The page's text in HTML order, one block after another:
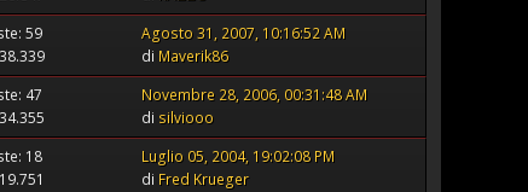
59
Agosto 31, 2007, 10:16:52 AM
di Maverik86
47
Novembre 28, 2006, 00:31:48 AM
di silviooo
18
Luglio 05, 2004, 19:02:08 PM
di Fred Krueger